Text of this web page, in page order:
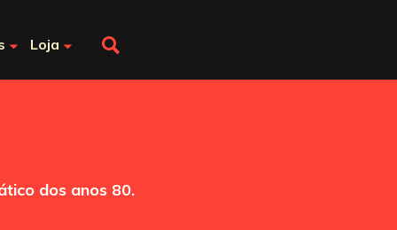
Loja
dos anos 80.